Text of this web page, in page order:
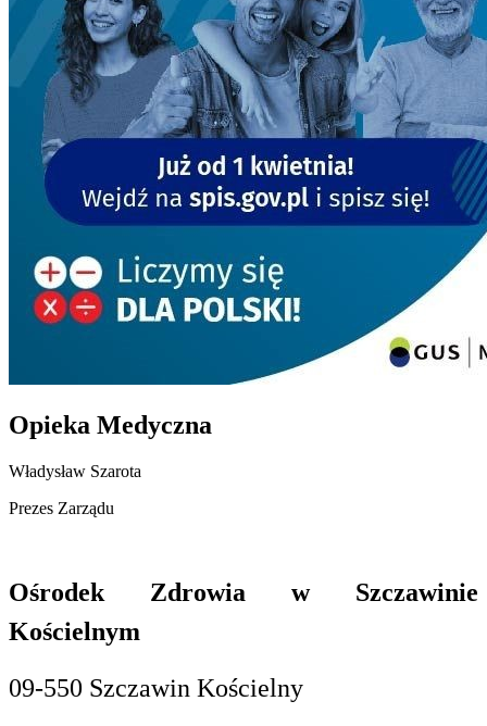
Opieka Medyczna
Władysław Szarota
Prezes Zarządu
Ośrodek Zdrowia w Szczawinie
Kościelnym
09-550 Szczawin Kościelny